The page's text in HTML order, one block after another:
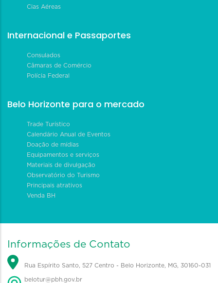
Cias Aéreas
Internacional e Passaportes
Consulados
Câmaras de Comércio
Polícia Federal
Belo Horizonte para o mercado
Trade Turístico
Calendário Anual de Eventos
Doação de mídias
Equipamentos e serviços
Materiais de divulgação
Observatório do Turismo
Principais atrativos
Venda BH
Informações de Contato
Rua Espírito Santo, 527 Centro - Belo Horizonte, MG, 30160-031
belotur@pbh.gov.br